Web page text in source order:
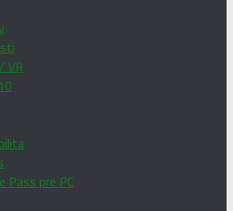
VR
Pass pre PC